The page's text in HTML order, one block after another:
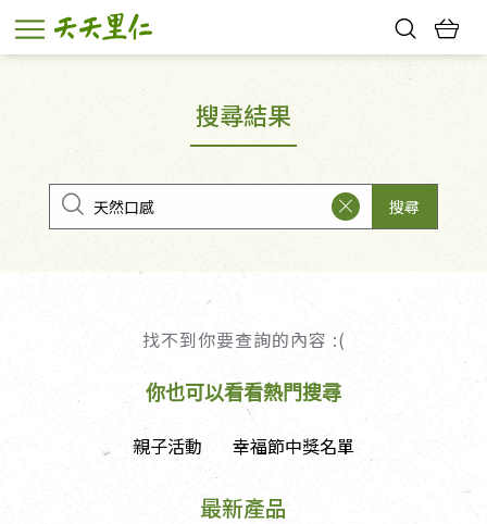
幸福節中獎名單
搜尋結果
搜尋
找不到你要查詢的內容 :(
你也可以看看熱門搜尋
親子活動 幸福節中獎名單
最新產品